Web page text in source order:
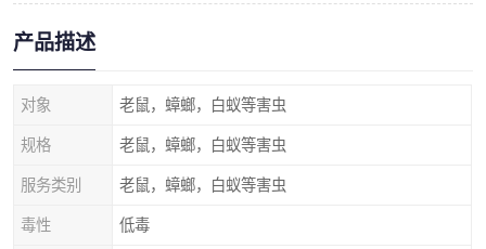
产品描述
对象 老鼠，蟑螂，白蚁等害虫
规格 老鼠，蟑螂，白蚁等害虫
服务类别 老鼠，蟑螂，白蚁等害虫
毒性 低毒